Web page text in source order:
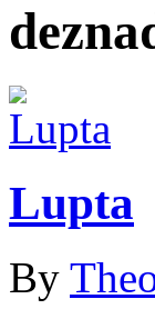
Lupta
By